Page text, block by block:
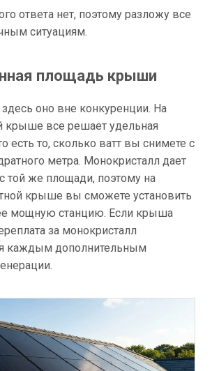
ответа нет, поэтому разложу все
ситуациям.
площадь крыши
оно вне конкуренции. На
крыше все решает удельная
есть то, сколько ватт вы снимете с
метра. Монокристалл дает
той же площади, поэтому на
крыше вы сможете установить
мощную станцию. Если крыша
за монокристалл
каждым дополнительным